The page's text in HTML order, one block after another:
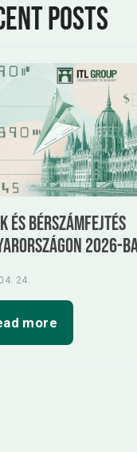
posts
és bérszámfejtés
2026-
24.
more